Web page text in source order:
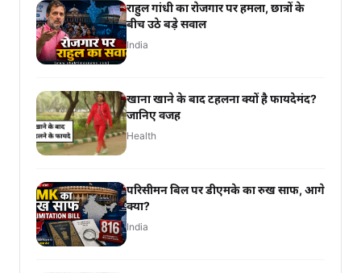
राहुल गांधी का रोजगार पर हमला, छात्रों के
बीच उठे बड़े सवाल
India
खाना खाने के बाद टहलना क्यों है फायदेमंद?
जानिए वजह
Health
परिसीमन बिल पर डीएमके का रुख साफ, आगे
क्या?
India